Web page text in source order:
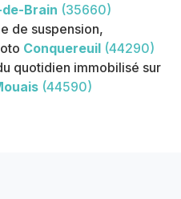
Brain (35660)
de suspension,
Conquereuil (44290)
quotidien immobilisé sur
(44590)